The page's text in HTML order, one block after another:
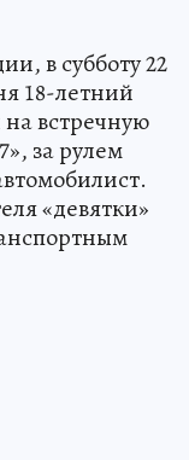
в субботу 22
18-летний
на встречную
за рулем
«девятки»